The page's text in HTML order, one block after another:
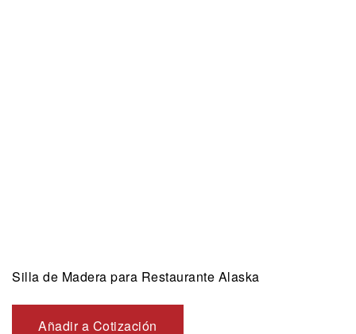
Silla de Madera para Restaurante Alaska
Añadir a Cotización